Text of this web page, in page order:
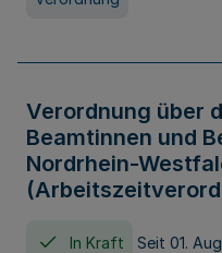
Verordnung über
Beamtinnen und
Nordrhein-
In Kraft Seit 01.